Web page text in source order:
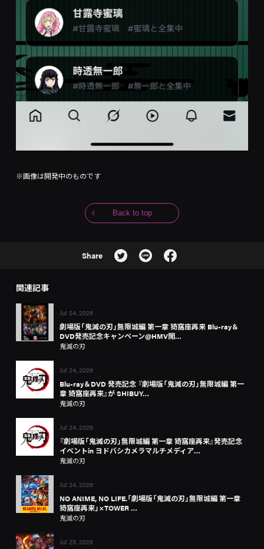
※画像は開発中のものです
Back to top
Share
関連記事
Jul 24, 2026
劇場版「鬼滅の刃」無限城編 第一章 猗窩座再来 Blu-ray＆
DVD発売記念キャンペーン@HMV開…
鬼滅の刃
Jul 24, 2026
Blu-ray＆DVD 発売記念 『劇場版「鬼滅の刃」無限城編 第一
章 猗窩座再来』が SHIBUY…
鬼滅の刃
Jul 24, 2026
『劇場版「鬼滅の刃」無限城編 第一章 猗窩座再来』発売記念
イベントin ヨドバシカメラマルチメディア…
鬼滅の刃
Jul 24, 2026
NO ANIME, NO LIFE.「劇場版「鬼滅の刃」無限城編 第一章
猗窩座再来」×TOWER …
鬼滅の刃
Jul 25, 2026